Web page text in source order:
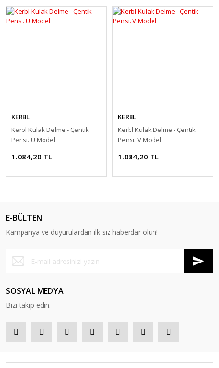
KERBL
Kerbl Kulak Delme - Çentik
Pensi. U Model
1.084,20 TL
KERBL
Kerbl Kulak Delme - Çentik
Pensi. V Model
1.084,20 TL
E-BÜLTEN
Kampanya ve duyurulardan ilk siz haberdar olun!
SOSYAL MEDYA
Bizi takip edin.